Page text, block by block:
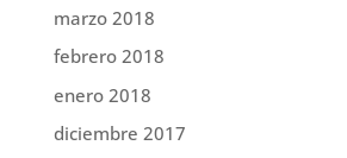
marzo 2018
febrero 2018
enero 2018
diciembre 2017